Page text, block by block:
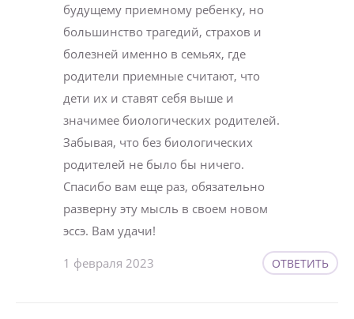
будущему приемному ребенку, но
большинство трагедий, страхов и
болезней именно в семьях, где
родители приемные считают, что
дети их и ставят себя выше и
значимее биологических родителей.
Забывая, что без биологических
родителей не было бы ничего.
Спасибо вам еще раз, обязательно
разверну эту мысль в своем новом
эссэ. Вам удачи!
1 февраля 2023 ОТВЕТИТЬ